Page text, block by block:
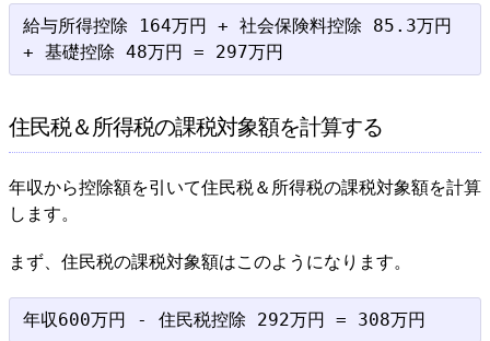
給与所得控除 164万円 + 社会保険料控除 85.3万円
住民税＆所得税の課税対象額を計算する
年収から控除額を引いて住民税＆所得税の課税対象額を計算
します。
まず、住民税の課税対象額はこのようになります。